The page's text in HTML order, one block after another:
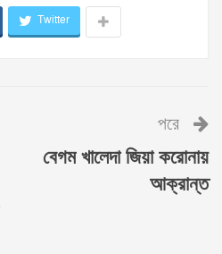
Twitter
পরে
বেগম খালেদা জিয়া করোনায়
আক্রান্ত